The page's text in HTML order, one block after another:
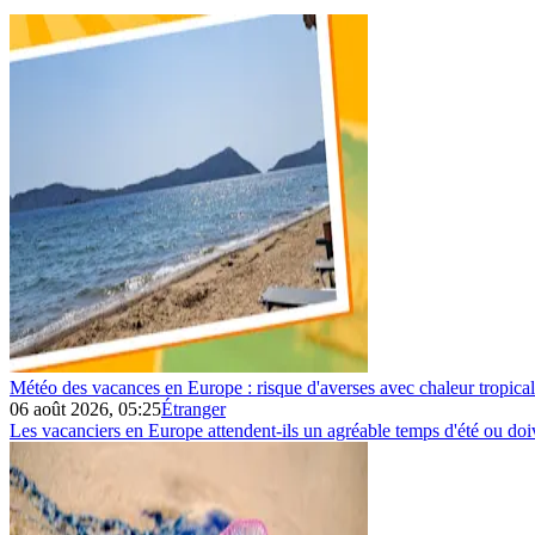
Météo des vacances en Europe : risque d'averses avec chaleur
06 août 2026, 05:25Étranger
Les vacanciers en Europe attendent-ils un agréable temps d'été ou